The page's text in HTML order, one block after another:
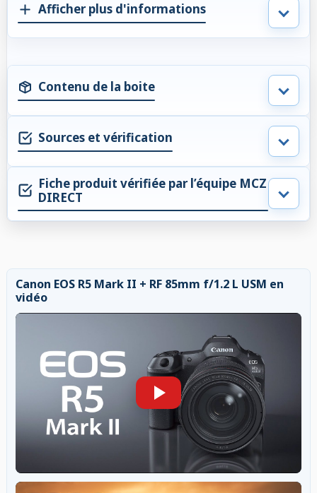
Afficher plus d'informations
Contenu de la boite
Sources et vérification
Fiche produit vérifiée par l’équipe MCZ
DIRECT
Canon EOS R5 Mark II + RF 85mm f/1.2 L USM en
vidéo